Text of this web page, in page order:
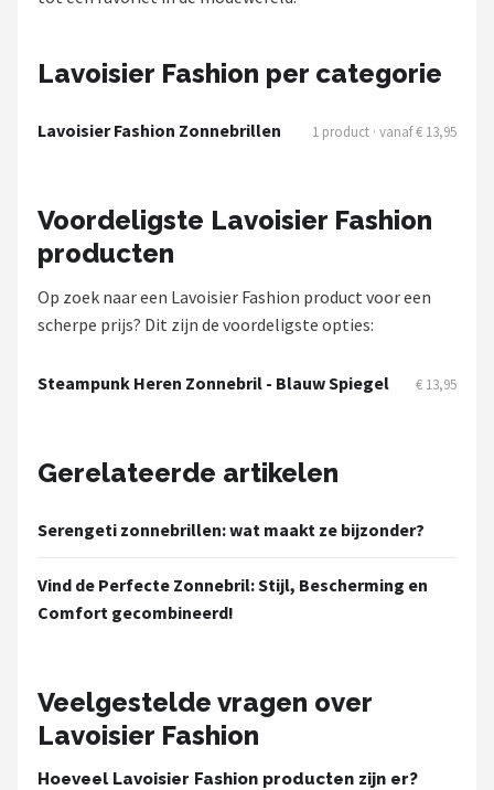
Fako Fashion®
Guess
Fako Sunglasses®
Zonnebril Dames
Lavoisier Fashion per categorie
Lavoisier Fashion Zonnebrillen 1 product · vanaf € 13,95
Voordeligste Lavoisier Fashion
producten
Op zoek naar een Lavoisier Fashion product voor een
scherpe prijs? Dit zijn de voordeligste opties:
Steampunk Heren Zonnebril - Blauw Spiegel € 13,95
Gerelateerde artikelen
Serengeti zonnebrillen: wat maakt ze bijzonder?
Vind de Perfecte Zonnebril: Stijl, Bescherming en
Comfort gecombineerd!
Veelgestelde vragen over
Lavoisier Fashion
Hoeveel Lavoisier Fashion producten zijn er?